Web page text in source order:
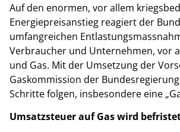
Auf den enormen, vor allem
Energiepreisanstieg reagiert der
umfangreichen
Verbraucher und Unternehmen, vor
und Gas. Mit der Umsetzung der
Gaskommission der
Schritte folgen, insbesondere eine
Umsatzsteuer auf Gas wird